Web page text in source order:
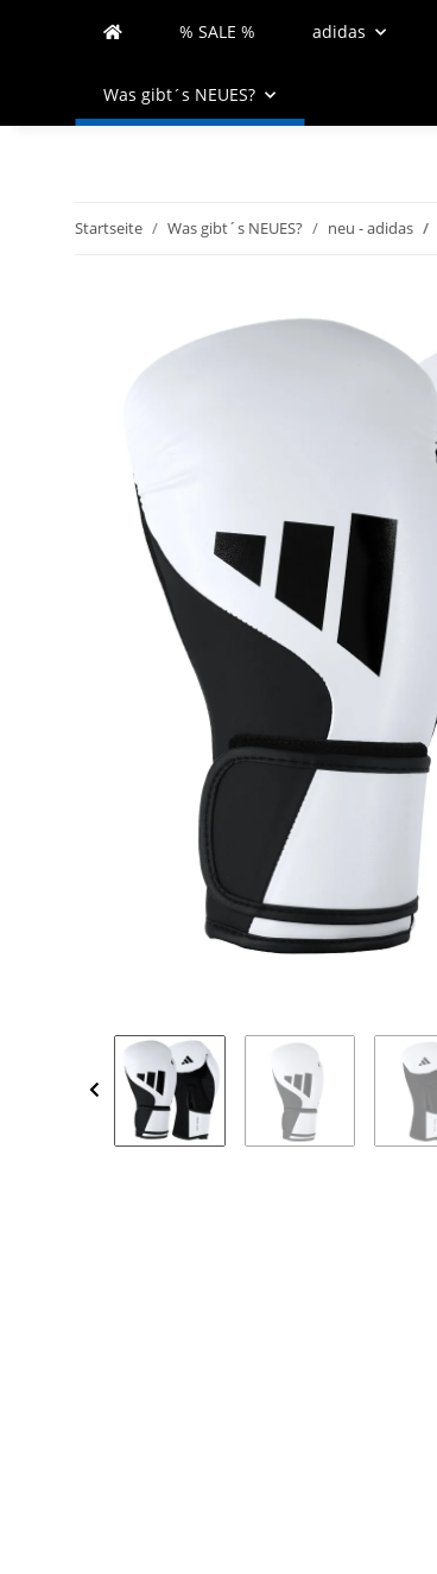
% SALE % adidas
Was gibt´s NEUES?
Startseite Was gibt´s NEUES? neu - adidas